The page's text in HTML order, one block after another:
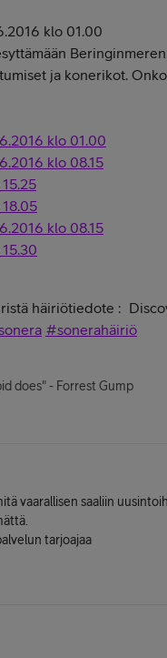
klo 01.00
ja konerikot.
klo 01.00
klo 08.15
klo 08.15
häiriötiedote :
#sonerahäiriö
does" - Forrest Gump
vaarallisen saaliin
tarjoajaa